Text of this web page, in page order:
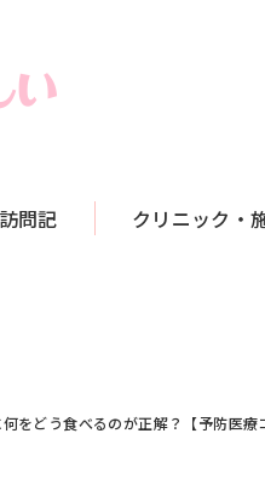
問記 クリニック・
をどう食べるのが正解？【予防医療